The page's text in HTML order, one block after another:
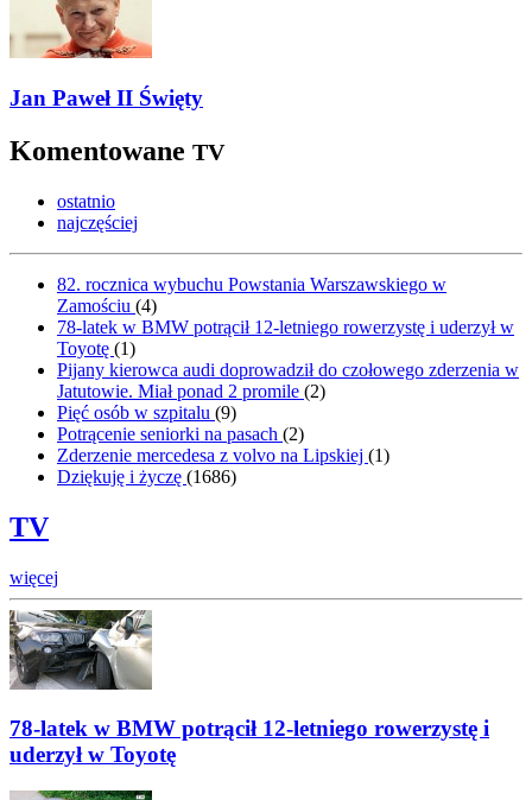
Jan Paweł II Święty
Komentowane TV
ostatnio
najczęściej
82. rocznica wybuchu Powstania Warszawskiego w
Zamościu (4)
78-latek w BMW potrącił 12-letniego rowerzystę i uderzył w
Toyotę (1)
Pijany kierowca audi doprowadził do czołowego zderzenia w
Jatutowie. Miał ponad 2 promile (2)
Pięć osób w szpitalu (9)
Potrącenie seniorki na pasach (2)
Zderzenie mercedesa z volvo na Lipskiej (1)
Dziękuję i życzę (1686)
TV
więcej
78-latek w BMW potrącił 12-letniego rowerzystę i
uderzył w Toyotę